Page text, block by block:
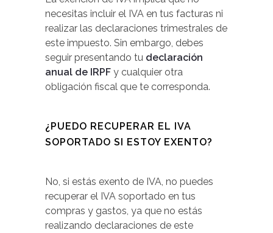
necesitas incluir el IVA en tus facturas ni
realizar las declaraciones trimestrales de
este impuesto. Sin embargo, debes
seguir presentando tu declaración
anual de IRPF y cualquier otra
obligación fiscal que te corresponda.
¿PUEDO RECUPERAR EL IVA
SOPORTADO SI ESTOY EXENTO?
No, si estás exento de IVA, no puedes
recuperar el IVA soportado en tus
compras y gastos, ya que no estás
realizando declaraciones de este